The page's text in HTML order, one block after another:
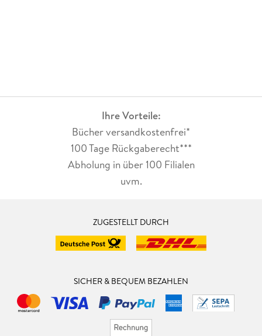
Ihre Vorteile:
Bücher versandkostenfrei*
100 Tage Rückgaberecht***
Abholung in über 100 Filialen
uvm.
ZUGESTELLT DURCH
SICHER & BEQUEM BEZAHLEN